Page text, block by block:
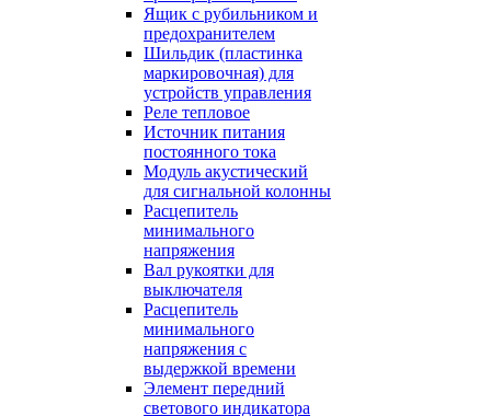
Ящик с рубильником и
предохранителем
Шильдик (пластинка
маркировочная) для
устройств управления
Реле тепловое
Источник питания
постоянного тока
Модуль акустический
для сигнальной колонны
Расцепитель
минимального
напряжения
Вал рукоятки для
выключателя
Расцепитель
минимального
напряжения с
выдержкой времени
Элемент передний
светового индикатора